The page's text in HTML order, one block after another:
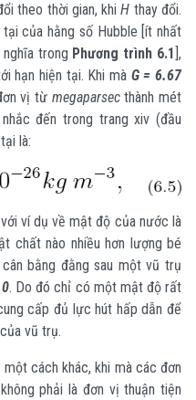
theo thời gian, khiH thay đổi.
của hằng số Hubble [ít nhất
trong Phương trình 6.1],
hạn hiện tại. Khi mà G = 6.67
vị từ megaparsecthành mét
đến trong trang xiv (đầu
là:
ví dụ về mật độ của nước là
chất nào nhiều hơn lượng bé
bằng đằng sau một vũ trụ
. Do đó chỉ có một mật độ rất
cấp đủ lực hút hấp dẫn để
vũ trụ.
cách khác, khi mà các đơn
phải là đơn vị thuận tiện